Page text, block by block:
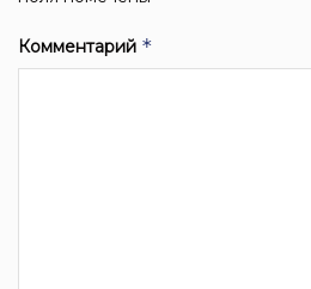
Комментарий *